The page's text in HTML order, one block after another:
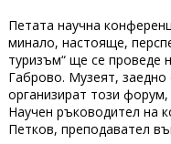
Петата научна
минало, настояще,
туризъм“ ще се проведе
Габрово. Музеят,
организират този
Научен ръководител на
Петков, преподавател